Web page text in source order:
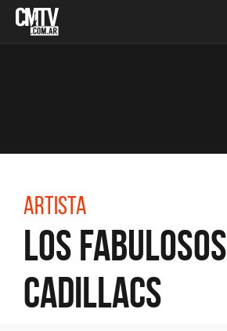
Artista
Los Fabulosos
Cadillacs